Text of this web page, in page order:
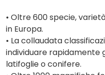
• Oltre 600 specie,
in Europa.
• La collaudata
individuare rapidamente
latifoglie o conifere.